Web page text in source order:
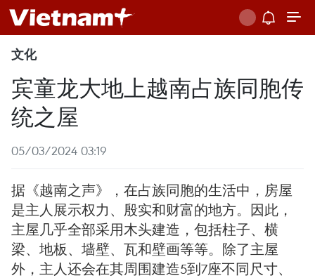
文化
宾童龙大地上越南占族同胞传
统之屋
05/03/2024 03:19
据《越南之声》，在占族同胞的生活中，房屋
是主人展示权力、殷实和财富的地方。因此，
主屋几乎全部采用木头建造，包括柱子、横
梁、地板、墙壁、瓦和壁画等等。除了主屋
外，主人还会在其周围建造5到7座不同尺寸、